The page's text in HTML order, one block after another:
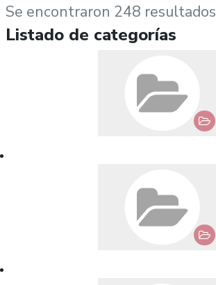
Se encontraron 248 resultados
Listado de categorías